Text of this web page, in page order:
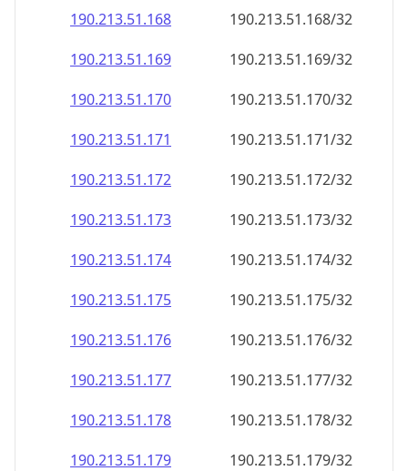
190.213.51.168
190.213.51.168/32
190.213.51.169
190.213.51.169/32
190.213.51.170
190.213.51.170/32
190.213.51.171
190.213.51.171/32
190.213.51.172
190.213.51.172/32
190.213.51.173
190.213.51.173/32
190.213.51.174
190.213.51.174/32
190.213.51.175
190.213.51.175/32
190.213.51.176
190.213.51.176/32
190.213.51.177
190.213.51.177/32
190.213.51.178
190.213.51.178/32
190.213.51.179
190.213.51.179/32